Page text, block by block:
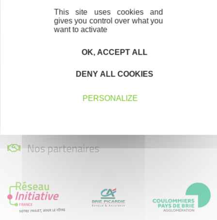
Vous souhaitez vous engager au service des
Nos partenaires
This site uses cookies and
gives you control over what you
want to activate
OK, ACCEPT ALL
DENY ALL COOKIES
PERSONALIZE